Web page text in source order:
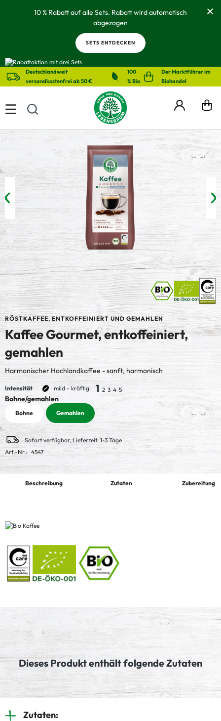
springen10 % Rabatt auf alle Sets. Rabatt wird automatisch
abgezogen
SETS ENTDECKEN
Deutschlandweit
versandkostenfrei ab 50 €
100
% Bio
Der Marktführer im
Biohandel
RÖSTKAFFEE, ENTKOFFEINIERT UND GEMAHLEN
Kaffee Gourmet, entkoffeiniert,
gemahlen
Harmonischer Hochlandkaffee - sanft, harmonisch
Intensität mild - kräftig: 1 2 3 4 5
Bohne/gemahlenauswählen
Bohne Gemahlen
Sofort verfügbar, Lieferzeit: 1-3 Tage
Art.-Nr.: 4547
Beschreibung Zutaten Zubereitung
Dieses Produkt enthält folgende Zutaten
Zutaten: